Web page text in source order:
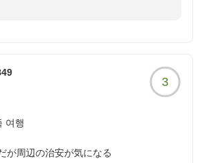
対応につきましても温かいお言葉をい
の拠点として便利な立地にございま
す。
여행
3
が周辺の治安が気になる